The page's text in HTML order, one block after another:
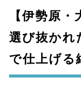
【伊勢原・
選び抜かれ
で仕上げる